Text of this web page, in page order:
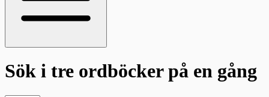
Sök i tre ordböckerpå en gång